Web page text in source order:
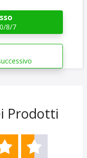
8/7
Prodotti
